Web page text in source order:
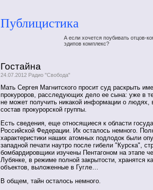
Публицистика
А если хочется поубивать отцов-
эдипов комплекс?
Гостайна
24.07.2012 Радио "Свобода"
Мать Сергея Магнитского просит суд раскрыть
прокуроров, расследующих дело ее сына: уже в
не может получить никакой информации о людях,
состав прокурорской группы.
Есть сведения, еще относящиеся к области
Российской Федерации. Их осталось немного.
характеристики наших атомных подлодок были
западной печати наутро после гибели "Курска",
бомбардировщики изучены Пентагоном на этапе
Лубянке, в режиме полной закрытости, хранятся
объектов, выложенные в Гугле…
В общем, тайн осталось немного.